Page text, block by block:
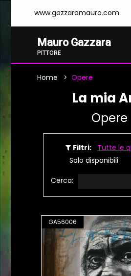
www.gazzaramauro.com
Mauro Gazzara
PITTORE
Home Opere
La mia
Opere
Filtri:
Tutte le
Solo disponibili
Cerca:
GA56006